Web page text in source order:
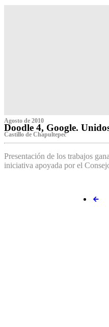
Agosto de 2010
Doodle 4, Google.
Castillo de Chapultepec
Presentación de los trabajos
iniciativa apoyada por el